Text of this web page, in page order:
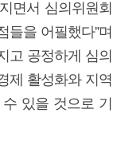
면서 심의위원회
들을 어필했다”며
고 공정하게 심의
제 활성화와 지역
있을 것으로 기